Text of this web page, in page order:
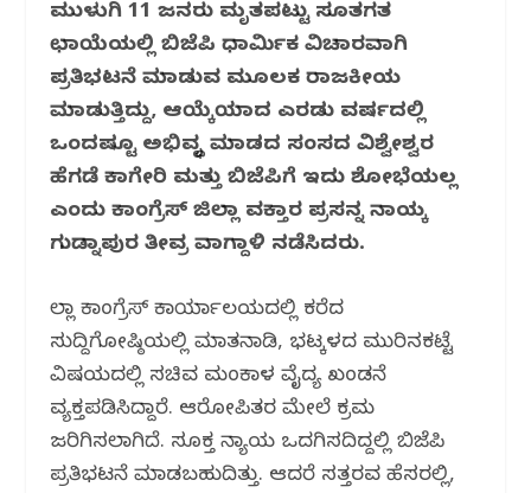
b
o
o
k
r A
p
p
ra
m
ಮುಳುಗಿ 11 ಜನರು ಮೃತಪಟ್ಟು ಸೂತಗತ
ಛಾಯೆಯಲ್ಲಿ ಬಿಜೆಪಿ ಧಾರ್ಮಿಕ ವಿಚಾರವಾಗಿ
ಪ್ರತಿಭಟನೆ ಮಾಡುವ ಮೂಲಕ ರಾಜಕೀಯ
ಮಾಡುತ್ತಿದ್ದು, ಆಯ್ಕೆಯಾದ ಎರಡು ವರ್ಷದಲ್ಲಿ
ಒಂದಷ್ಟೂ ಅಭಿವೃದ್ಧಿ ಮಾಡದ ಸಂಸದ ವಿಶ್ವೇಶ್ವರ
ಹೆಗಡೆ ಕಾಗೇರಿ ಮತ್ತು ಬಿಜೆಪಿಗೆ ಇದು ಶೋಭೆಯಲ್ಲ
ಎಂದು ಕಾಂಗ್ರೆಸ್‌ ಜಿಲ್ಲಾ ವಕ್ತಾರ ಪ್ರಸನ್ನ ನಾಯ್ಕ
ಗುಡ್ನಾಪುರ ತೀವ್ರ ವಾಗ್ದಾಳಿ ನಡೆಸಿದರು.
ಜಿಲ್ಲಾ ಕಾಂಗ್ರೆಸ್‌ ಕಾರ್ಯಾಲಯದಲ್ಲಿ ಕರೆದ
ಸುದ್ದಿಗೋಷ್ಠಿಯಲ್ಲಿ ಮಾತನಾಡಿ, ಭಟ್ಕಳದ ಮುರಿನಕಟ್ಟೆ
ವಿಷಯದಲ್ಲಿ ಸಚಿವ ಮಂಕಾಳ ವೈದ್ಯ ಖಂಡನೆ
ವ್ಯಕ್ತಪಡಿಸಿದ್ದಾರೆ. ಆರೋಪಿತರ ಮೇಲೆ ಕ್ರಮ
ಜರಿಗಿಸಲಾಗಿದೆ. ಸೂಕ್ತ ನ್ಯಾಯ ಒದಗಿಸದಿದ್ದಲ್ಲಿ ಬಿಜೆಪಿ
ಪ್ರತಿಭಟನೆ ಮಾಡಬಹುದಿತ್ತು. ಆದರೆ ಸತ್ತರವ ಹೆಸರಲ್ಲಿ,